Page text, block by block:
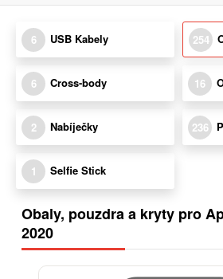
6 USB Kabely 254
6 Cross-body 16
2 Nabíječky 236
1 Selfie Stick
Obaly, pouzdra a kryty pro
2020